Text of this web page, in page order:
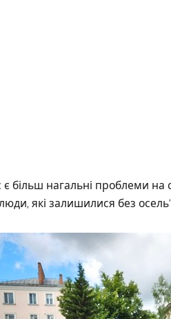
більш нагальні проблеми на
які залишилися без